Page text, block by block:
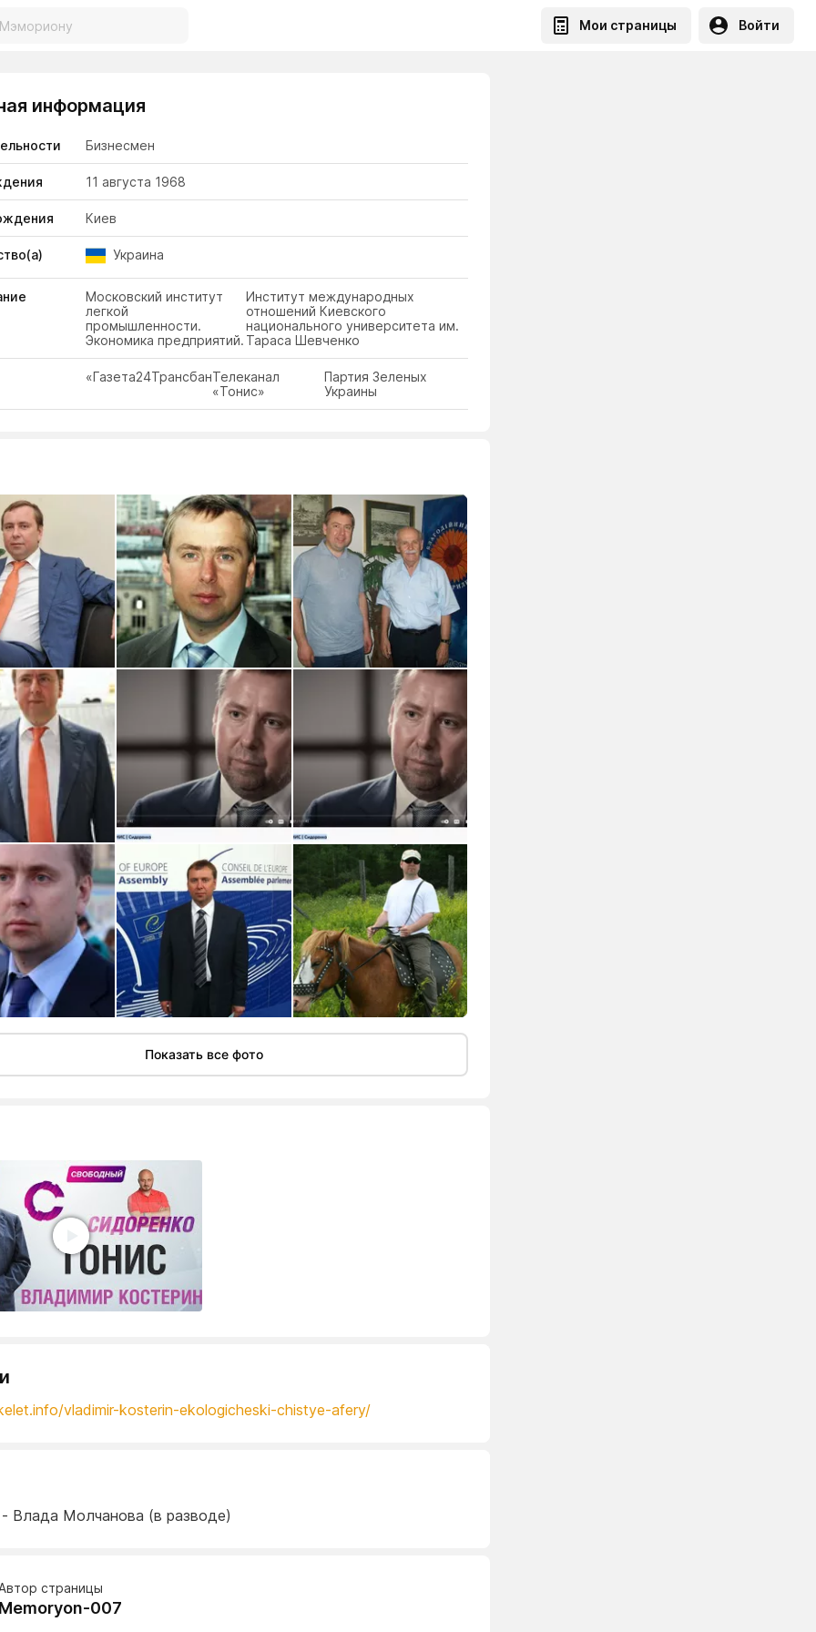
Мои страницы Войти
информация
Бизнесмен
11 августа 1968
Киев
Украина
Московский институт
легкой
промышленности.
Экономика предприятий.
Институт международных
отношений Киевского
национального университета им.
Тараса Шевченко
«Газета24»ТрансбанкТелеканал
«Тонис»
Партия Зеленых
Украины
Показать все фото
vladimir-kosterin-ekologicheski-chistye-afery/
- Влада Молчанова (в разводе)
страницы
007